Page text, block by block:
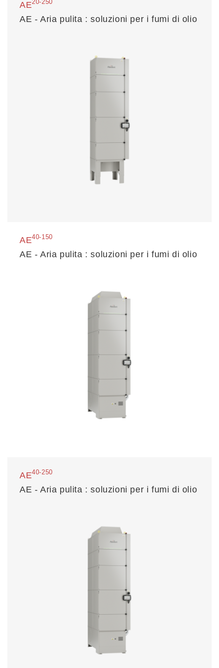
AE20-250
AE - Aria pulita : soluzioni per i fumi di olio
AE40-150
AE - Aria pulita : soluzioni per i fumi di olio
AE40-250
AE - Aria pulita : soluzioni per i fumi di olio